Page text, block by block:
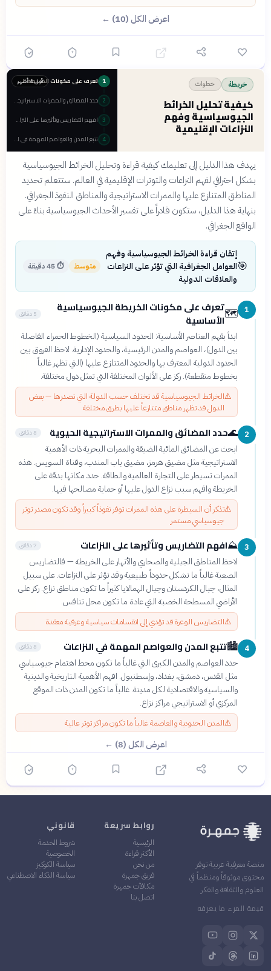
اعرض الكل (10) ←
خريطة خطوات
كيفية تحليل الخرائط
الجيوسياسية وفهم
النزاعات الإقليمية
قبل 4 أشهر 1 تعرف على مكونات الخريطة الجيوسياسية الأساسية
2 حدد المضائق والممرات الاستراتيجية الحيوية
3 افهم التضاريس وتأثيرها على النزاعات
4 تتبع المدن والعواصم المهمة في النزاعات
يهدف هذا الدليل إلى تعليمك كيفية قراءة وتحليل الخرائط الجيوسياسية
بشكل احترافي لفهم النزاعات والتوترات الإقليمية في العالم. ستتعلم تحديد
المناطق المتنازع عليها والممرات الاستراتيجية والمناطق النفوذ الجغرافي.
بنهاية هذا الدليل، ستكون قادراً على تفسير الأحداث الجيوسياسية بناءً على
الواقع الجغرافي.
🎯
إتقان قراءة الخرائط الجيوسياسية وفهم
العوامل الجغرافية التي تؤثر على النزاعات
والعلاقات الدولية
متوسط ⏱45 دقيقة
1
🗺️تعرف على مكونات الخريطة الجيوسياسية
الأساسية
5 دقائق
ابدأ بفهم العناصر الأساسية: الحدود السياسية (الخطوط الحمراء الفاصلة
بين الدول)، العواصم والمدن الرئيسية، والحدود الإدارية. لاحظ الفروق بين
الحدود الدولية المعترف بها والحدود المتنازع عليها (التي تظهر غالباً
بخطوط متقطعة). ركز على الألوان المختلفة التي تمثل دول مختلفة.
⚠️الخرائط الجيوسياسية قد تختلف حسب الدولة التي تصدرها — بعض
الدول قد تظهر مناطق متنازعاً عليها بطرق مختلفة
2
🌊حدد المضائق والممرات الاستراتيجية الحيوية 8 دقائق
ابحث عن المضائق المائية الضيقة والممرات البحرية ذات الأهمية
الاستراتيجية مثل مضيق هرمز، مضيق باب المندب، وقناة السويس. هذه
الممرات تسيطر على التجارة العالمية والطاقة. حدد مكانها بدقة على
الخريطة وافهم سبب نزاع الدول عليها أو حماية مصالحها فيها.
⚠️تذكر أن السيطرة على هذه الممرات توفر نفوذاً كبيراً وقد تكون مصدر توتر
جيوسياسي مستمر
3
⛰️افهم التضاريس وتأثيرها على النزاعات 7 دقائق
لاحظ المناطق الجبلية والصحاري والأنهار على الخريطة — فالتضاريس
الصعبة غالباً ما تشكل حدوداً طبيعية وقد تؤثر على النزاعات. على سبيل
المثال، جبال الكردستان وجبال الهمالايا كثيراً ما تكون مناطق نزاع. ركز على
الأراضي المسطحة الخصبة التي عادة ما تكون محل تنافس.
⚠️التضاريس الوعرة قد تؤدي إلى انقسامات سياسية وعرقية معقدة
4
🏙️تتبع المدن والعواصم المهمة في النزاعات 8 دقائق
حدد العواصم والمدن الكبرى التي غالباً ما تكون محط اهتمام جيوسياسي
مثل القدس، دمشق، بغداد، وإسطنبول. افهم الأهمية التاريخية والدينية
والسياسية والاقتصادية لكل مدينة. غالباً ما تكون المدن ذات الموقع
المركزي أو الاستراتيجي مراكز نزاع.
⚠️المدن الحدودية والعاصمة غالباً ما تكون مراكز توتر عالية
اعرض الكل (8) ←
منصة معرفية عربية توفر
محتوى موثوقاً ومنظماً في
العلوم والثقافة والفكر
قيمة المرء ما يعرفه
روابط سريعة
الرئيسية
الأكثر قراءة
من نحن
فريق جمهرة
مكافآت جمهرة
اتصل بنا
قانوني
شروط الخدمة
الخصوصية
سياسة الكوكيز
سياسة الذكاء الاصطناعي